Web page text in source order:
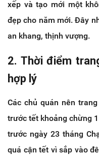
xếp và tạo mới một
đẹp cho năm mới. Đây
an khang, thịnh vượng.
2. Thời điểm
hợp lý
Các chủ quán nên
trước tết khoảng chừng
trước ngày 23 tháng
quá cận tết vì sắp vào